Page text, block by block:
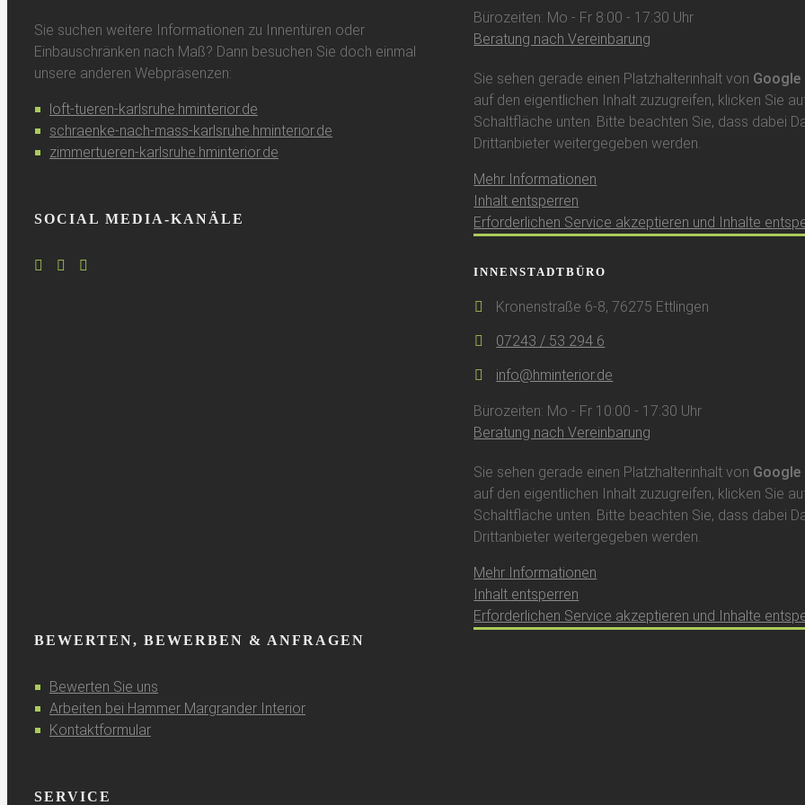
Sie suchen weitere Informationen zu Innentüren oder
Einbauschränken nach Maß? Dann besuchen Sie doch einmal
unsere anderen Webpräsenzen:
loft-tueren-karlsruhe.hminterior.de
schraenke-nach-mass-karlsruhe.hminterior.de
zimmertueren-karlsruhe.hminterior.de
SOCIAL MEDIA-KANÄLE
Bürozeiten: Mo - Fr 8:00 - 17:30 Uhr
Beratung nach Vereinbarung
Sie sehen gerade einen Platzhalterinhalt von Google
auf den eigentlichen Inhalt zuzugreifen, klicken Sie
Schaltfläche unten. Bitte beachten Sie, dass dabei
Drittanbieter weitergegeben werden.
Mehr Informationen
Inhalt entsperren
Erforderlichen Service akzeptieren und Inhalte
INNENSTADTBÜRO
Kronenstraße 6-8, 76275 Ettlingen
07243 / 53 294 6
info@hminterior.de
Bürozeiten: Mo - Fr 10:00 - 17:30 Uhr
Beratung nach Vereinbarung
Sie sehen gerade einen Platzhalterinhalt von Google
auf den eigentlichen Inhalt zuzugreifen, klicken Sie
Schaltfläche unten. Bitte beachten Sie, dass dabei
Drittanbieter weitergegeben werden.
Mehr Informationen
Inhalt entsperren
Erforderlichen Service akzeptieren und Inhalte
BEWERTEN, BEWERBEN & ANFRAGEN
Bewerten Sie uns
Arbeiten bei Hammer Margrander Interior
Kontaktformular
SERVICE